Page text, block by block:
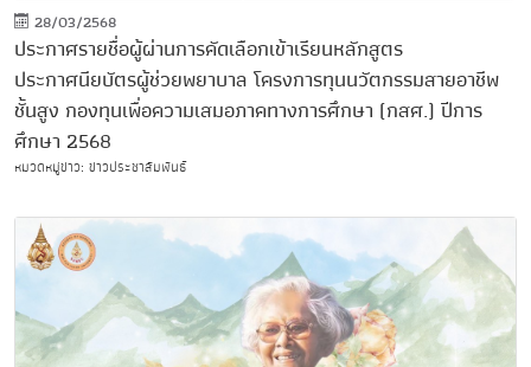
28/03/2568
ประกาศรายชื่อผู้ผ่านการคัดเลือกเข้าเรียนหลักสูตร
ประกาศนียบัตรผู้ช่วยพยาบาล โครงการทุนนวัตกรรมสายอาชีพ
ชั้นสูง กองทุนเพื่อความเสมอภาคทางการศึกษา (กสศ.) ปีการ
ศึกษา 2568
หมวดหมู่ข่าว: ข่าวประชาสัมพันธ์